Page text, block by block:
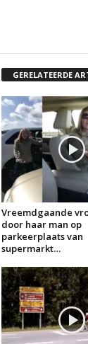
GERELATEERDE
Vreemdgaande
door haar man op
parkeerplaats van
supermarkt…